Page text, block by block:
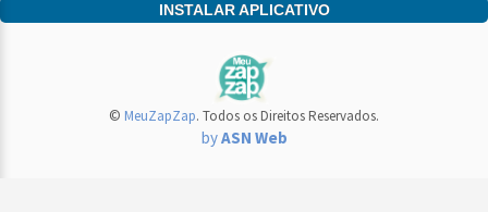
INSTALAR APLICATIVO
© MeuZapZap. Todos os Direitos Reservados.
byASN Web